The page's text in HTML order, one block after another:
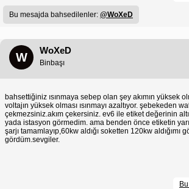
Bu mesajda bahsedilenler: @WoXeD
W
WoXeD
Binbaşı
bahsettiğiniz ısınmaya sebep olan şey akımın yüksek
voltajın yüksek olması ısınmayı azaltıyor. şebekeden
çekmezsiniz.akım çekersiniz. ev6 ile etiket değerinin
yada istasyon görmedim. ama benden önce etiketin
şarjı tamamlayıp,60kw aldığı soketten 120kw aldığımı
gördüm.sevgiler.